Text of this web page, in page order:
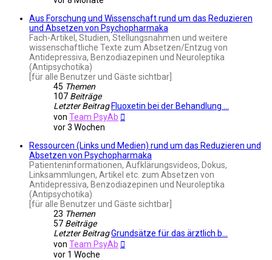
Aus Forschung und Wissenschaft rund um das Reduzieren
und Absetzen von Psychopharmaka
Fach-Artikel, Studien, Stellungsnahmen und weitere
wissenschaftliche Texte zum Absetzen/Entzug von
Antidepressiva, Benzodiazepinen und Neuroleptika
(Antipsychotika)
[für alle Benutzer und Gäste sichtbar]
45 Themen
107 Beiträge
Letzter Beitrag Fluoxetin bei der Behandlung …
von Team PsyAb
vor 3 Wochen
Ressourcen (Links und Medien) rund um das Reduzieren und
Absetzen von Psychopharmaka
Patienteninformationen, Aufklärungsvideos, Dokus,
Linksammlungen, Artikel etc. zum Absetzen von
Antidepressiva, Benzodiazepinen und Neuroleptika
(Antipsychotika)
[für alle Benutzer und Gäste sichtbar]
23 Themen
57 Beiträge
Letzter BeitragGrundsätze für das ärztlich b…
von Team PsyAb
vor 1 Woche